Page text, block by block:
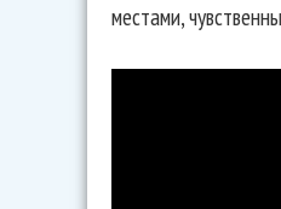
местами,